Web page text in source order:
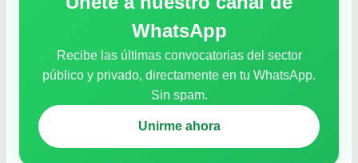
WhatsApp
Recibe las últimas convocatorias del sector
público y privado, directamente en tu WhatsApp.
Sin spam.
Unirme ahora